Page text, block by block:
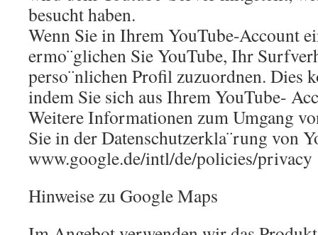
besucht haben.
Wenn Sie in Ihrem YouTube-Account
ermo¨glichen Sie YouTube, Ihr
perso¨nlichen Profil zuzuordnen. Dies
indem Sie sich aus Ihrem YouTube-
Weitere Informationen zum Umgang
Sie in der Datenschutzerkla¨rung von
www.google.de/intl/de/policies/privacy
Hinweise zu Google Maps